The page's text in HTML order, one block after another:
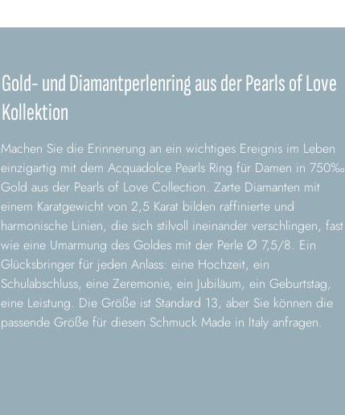
Gold- und Diamantperlenring aus der Pearls of Love
Kollektion
Machen Sie die Erinnerung an ein wichtiges Ereignis im Leben
einzigartig mit dem Acquadolce Pearls Ring für Damen in 750‰
Gold aus der Pearls of Love Collection. Zarte Diamanten mit
einem Karatgewicht von 2,5 Karat bilden raffinierte und
harmonische Linien, die sich stilvoll ineinander verschlingen, fast
wie eine Umarmung des Goldes mit der Perle Ø 7,5/8. Ein
Glücksbringer für jeden Anlass: eine Hochzeit, ein
Schulabschluss, eine Zeremonie, ein Jubiläum, ein Geburtstag,
eine Leistung. Die Größe ist Standard 13, aber Sie können die
passende Größe für diesen Schmuck Made in Italy anfragen.